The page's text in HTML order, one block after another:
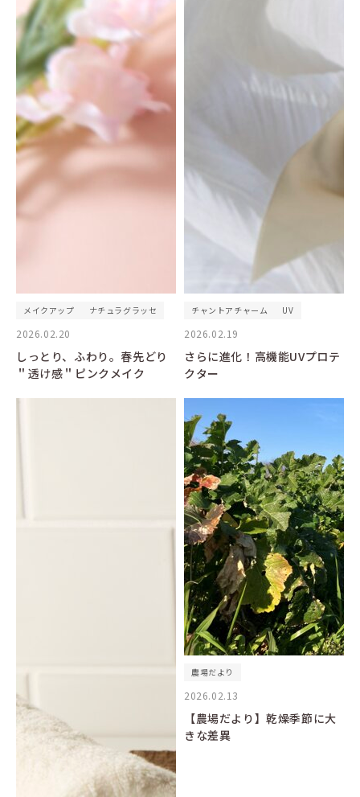
メイクアップ ナチュラグラッセ
2026.02.20
しっとり、ふわり。春先どり
＂透け感＂ピンクメイク
チャントアチャーム UV
2026.02.19
さらに進化！高機能UVプロテ
クター
農場だより
2026.02.13
【農場だより】乾燥季節に大
きな差異